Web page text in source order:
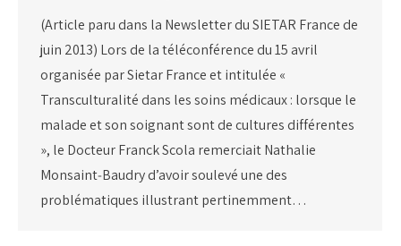
(Article paru dans la Newsletter du SIETAR France de
juin 2013) Lors de la téléconférence du 15 avril
organisée par Sietar France et intitulée «
Transculturalité dans les soins médicaux : lorsque le
malade et son soignant sont de cultures différentes
», le Docteur Franck Scola remerciait Nathalie
Monsaint‐Baudry d’avoir soulevé une des
problématiques illustrant pertinemment…